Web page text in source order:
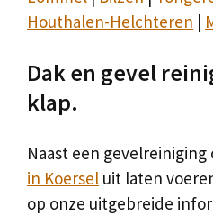
Houthalen-Helchteren |
Dak en gevel
klap.
Naast een gevelreiniging
in Koersel uit laten
op onze uitgebreide